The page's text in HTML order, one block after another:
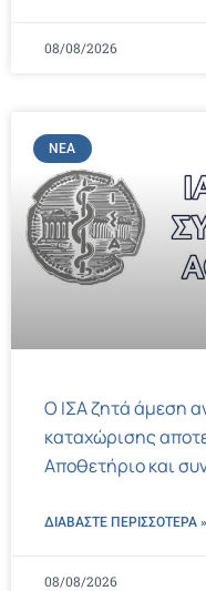
08/08/2026
ΝΈΑ
Ο ΙΣΑ ζητά άμεση
καταχώρισης
Αποθετήριο και
ΔΙΑΒΑΣΤΕ ΠΕΡΙΣΣΌΤΕΡΑ »
08/08/2026